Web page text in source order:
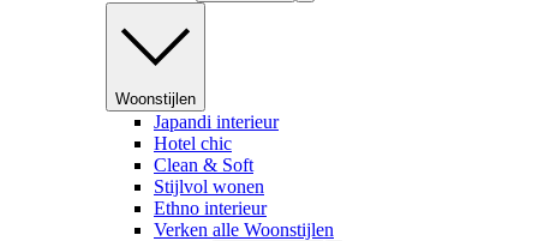
Woonstijlen
Japandi interieur
Hotel chic
Clean & Soft
Stijlvol wonen
Ethno interieur
Verken alle Woonstijlen